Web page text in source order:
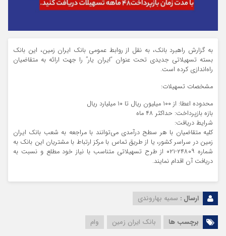
به گزارش راهبرد بانک، به نقل از روابط عمومی بانک ایران زمین، این بانک
بسته تسهیلاتی جدیدی تحت عنوان “ایران یار” را جهت ارائه به متقاضیان
راه‌اندازی کرده است.
مشخصات تسهیلات:
محدوده اعطا: از ۱۰۰ میلیون ریال تا ۱۰ میلیارد ریال
بازه بازپرداخت: حداکثر ۴۸ ماه
شرایط دریافت:
کلیه متقاضیان با هر سطح درآمدی می‌توانند با مراجعه به شعب بانک ایران
زمین در سراسر کشور، یا از طریق تماس با مرکز ارتباط با مشتریان این بانک به
شماره ۲۴۸۰۹-۰۲۱ از طرح تسهیلاتی متناسب با نیاز خود مطلع و نسبت به
دریافت آن اقدام نمایند.
ارسال : سمیه بهاروندی
برچسب ها بانک ایران زمین وام